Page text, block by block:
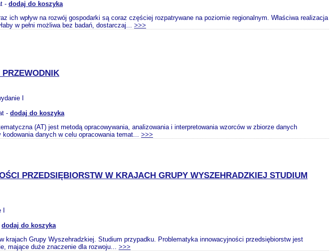
- dodaj do koszyka
ich wpływ na rozwój gospodarki są coraz częściej rozpatrywane na poziomie regionalnym. Właściwa realizacja
w pełni możliwa bez badań, dostarczaj... >>>
I
- dodaj do koszyka
(AT) jest metodą opracowywania, analizowania i interpretowania wzorców w zbiorze danych
danych w celu opracowania temat... >>>
PRZEDSIĘBIORSTW W KRAJACH GRUPY WYSZEHRADZKIEJ STUDIUM
dodaj do koszyka
krajach Grupy Wyszehradzkiej. Studium przypadku. Problematyka innowacyjności przedsiębiorstw jest
mające duże znaczenie dla rozwoju... >>>